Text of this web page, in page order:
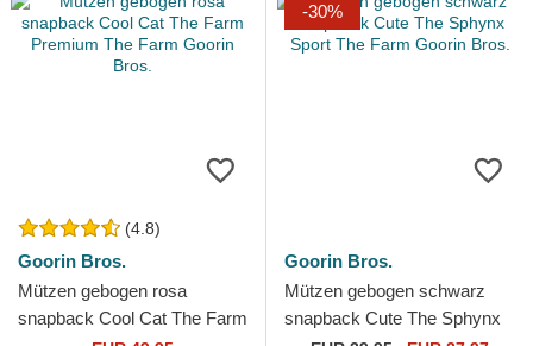
(4.8)
Goorin Bros.
Mützen gebogen rosa
snapback Cool Cat The Farm
-30%
Goorin Bros.
Mützen gebogen schwarz
snapback Cute The Sphynx